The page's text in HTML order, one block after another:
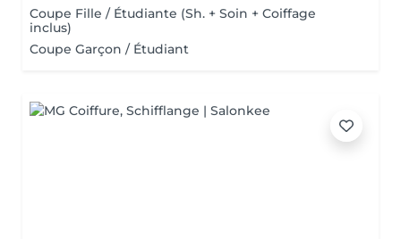
Coupe Fille / Étudiante (Sh. + Soin + Coiffage
inclus)
Coupe Garçon / Étudiant